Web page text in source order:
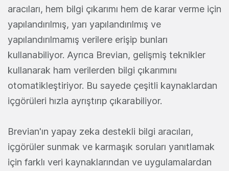
aracıları, hem bilgi çıkarımı hem de karar verme için
yapılandırılmış, yarı yapılandırılmış ve
yapılandırılmamış verilere erişip bunları
kullanabiliyor. Ayrıca Brevian, gelişmiş teknikler
kullanarak ham verilerden bilgi çıkarımını
otomatikleştiriyor. Bu sayede çeşitli kaynaklardan
içgörüleri hızla ayrıştırıp çıkarabiliyor.
Brevian'ın yapay zeka destekli bilgi aracıları,
içgörüler sunmak ve karmaşık soruları yanıtlamak
için farklı veri kaynaklarından ve uygulamalardan